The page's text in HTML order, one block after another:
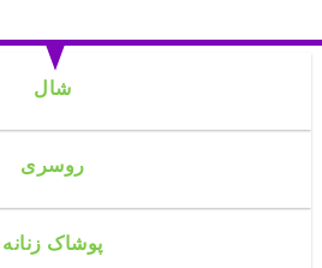
شال
روسری
پوشاک زنانه